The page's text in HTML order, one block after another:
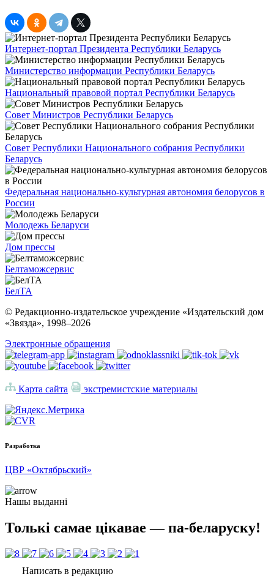
Интернет-портал Президента Республики Беларусь
Министерство информации Республики Беларусь
Национальный правовой портал Республики Беларусь
Совет Министров Республики Беларусь
Совет Республики Национального собрания Республики
Беларусь
Федеральная национально-культурная автономия белорусов в
России
Молодежь Беларуси
Дом прессы
Белтаможсервис
БелТА
© Редакционно-издательское учреждение «Издательский дом
«Звязда», 1998–2026
Электронные обращения
Карта сайта экстремистские материалы
Разработка
ЦВР «Октябрьский»
Нашы выданні
Толькі самае цікавае — па-беларуску!
Написать в редакцию